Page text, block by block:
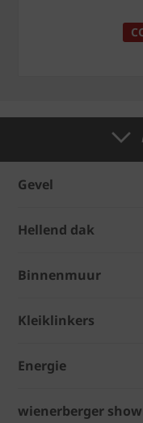
Gevel
Hellend dak
Binnenmuur
Kleiklinkers
Energie
wienerberger